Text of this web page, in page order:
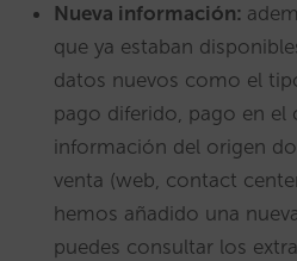
Nueva información:
que ya estaban
datos nuevos como el
pago diferido, pago en el
información del origen
venta (web, contact
hemos añadido una
puedes consultar los